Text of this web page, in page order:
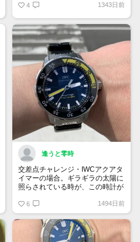
4 1343日前
逢うと零時
交差点チャレンジ・IWCアクアタ
イマーの場合。ギラギラの太陽に
照らされている時が、この時計が
6 1494日前